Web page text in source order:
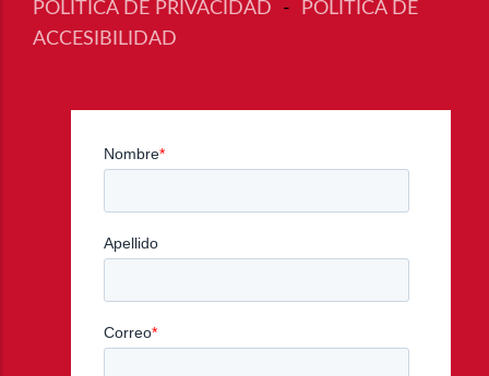
POLÍTICA DE PRIVACIDAD -
POLÍTICA DE
ACCESIBILIDAD